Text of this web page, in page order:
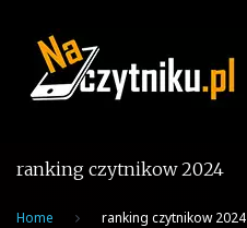
content
ranking czytnikow 2024
Home ranking czytnikow 2024